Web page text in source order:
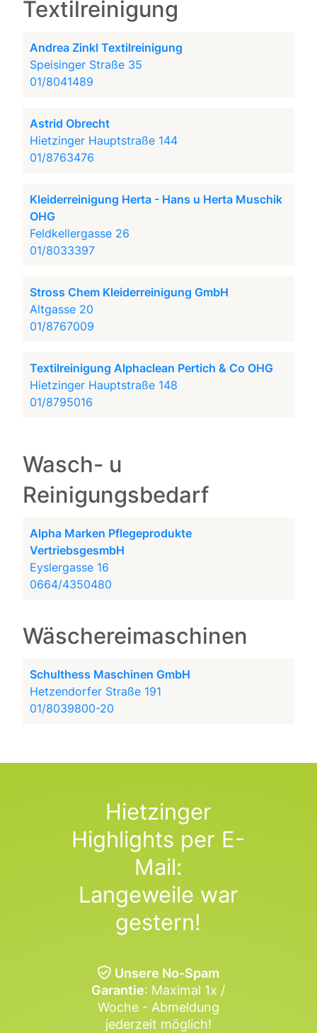
Textilreinigung
Andrea Zinkl Textilreinigung
Speisinger Straße 35
01/8041489
Astrid Obrecht
Hietzinger Hauptstraße 144
01/8763476
Kleiderreinigung Herta - Hans u Herta Muschik
OHG
Feldkellergasse 26
01/8033397
Stross Chem Kleiderreinigung GmbH
Altgasse 20
01/8767009
Textilreinigung Alphaclean Pertich & Co OHG
Hietzinger Hauptstraße 148
01/8795016
Wasch- u
Reinigungsbedarf
Alpha Marken Pflegeprodukte
VertriebsgesmbH
Eyslergasse 16
0664/4350480
Wäschereimaschinen
Schulthess Maschinen GmbH
Hetzendorfer Straße 191
01/8039800-20
Hietzinger
Highlights per E-
Mail:
Langeweile war
gestern!
Unsere No-Spam
Garantie: Maximal 1x /
Woche - Abmeldung
jederzeit möglich!